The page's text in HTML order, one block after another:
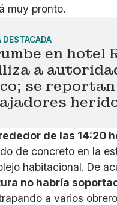
muy pronto.
en hotel
a
se reportan
de las 14:20
de concreto en la
habitacional. De
no habría
a varios